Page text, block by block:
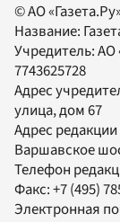
© АО
Название:
Учредитель:АО
7743625728
Адрес
улица, дом 67
Адрес
Варшавское
Телефон
Факс:+7 (495)
Электронная